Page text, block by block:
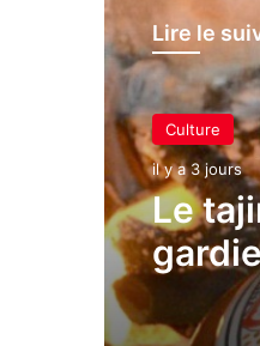
Lire le
Culture
il y a 3 jours
Le